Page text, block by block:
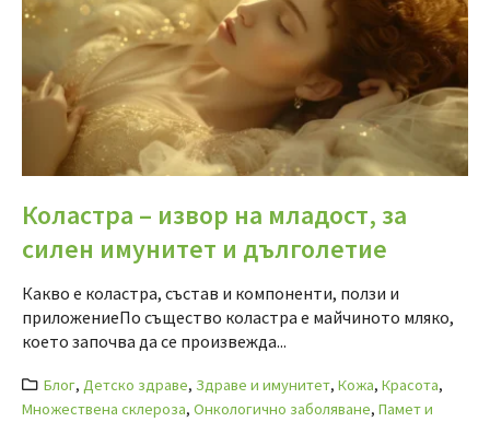
Коластра – извор на младост, за
силен имунитет и дълголетие
Какво е коластра, състав и компоненти, ползи и
приложениеПо същество коластра е майчиното мляко,
което започва да се произвежда...
Блог,Детско здраве, Здраве и имунитет,Кожа,Красота,
Множествена склероза, Онкологично заболяване, Памет и